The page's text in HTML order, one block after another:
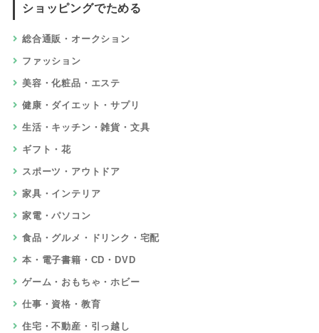
ショッピングでためる
総合通販・オークション
ファッション
美容・化粧品・エステ
健康・ダイエット・サプリ
生活・キッチン・雑貨・文具
ギフト・花
スポーツ・アウトドア
家具・インテリア
家電・パソコン
食品・グルメ・ドリンク・宅配
本・電子書籍・CD・DVD
ゲーム・おもちゃ・ホビー
仕事・資格・教育
住宅・不動産・引っ越し